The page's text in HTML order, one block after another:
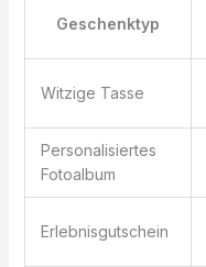
Geschenktyp
Witzige Tasse
Personalisiertes
Fotoalbum
Erlebnisgutschein